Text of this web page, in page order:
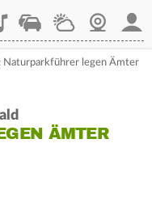
StaupilotWetterWebcam
Naturparkführer legen Ämter
ÄMTER